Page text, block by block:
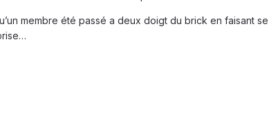
membre été passé a deux doigt du brick en